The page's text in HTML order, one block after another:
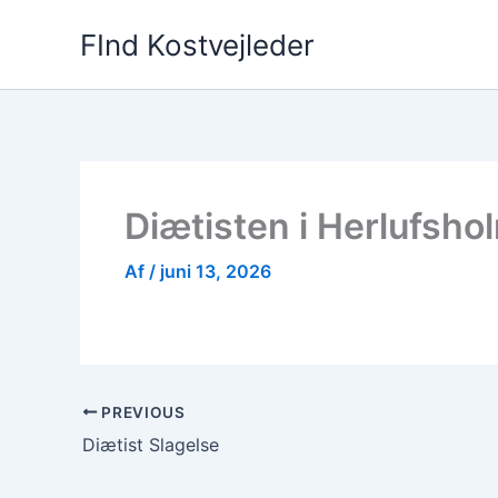
FInd Kostvejleder
Diætisten i
Af / juni 13, 2026
PREVIOUS
Diætist Slagelse